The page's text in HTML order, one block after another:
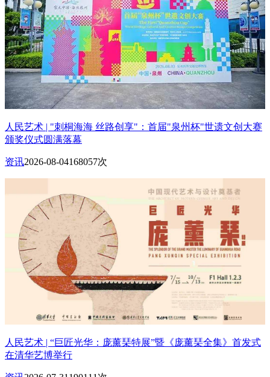
人民艺术 | "刺桐海海 丝路创享"：首届"泉州杯"世遗文创大赛
颁奖仪式圆满落幕
资讯2026-08-04168057次
人民艺术 | “巨匠光华：庞薰琹特展”暨《庞薰琹全集》首发式
在清华艺博举行